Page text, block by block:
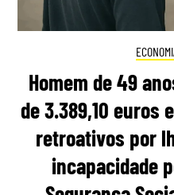
Homem de 49
de 3.389,10 euros
retroativos por
incapacidade